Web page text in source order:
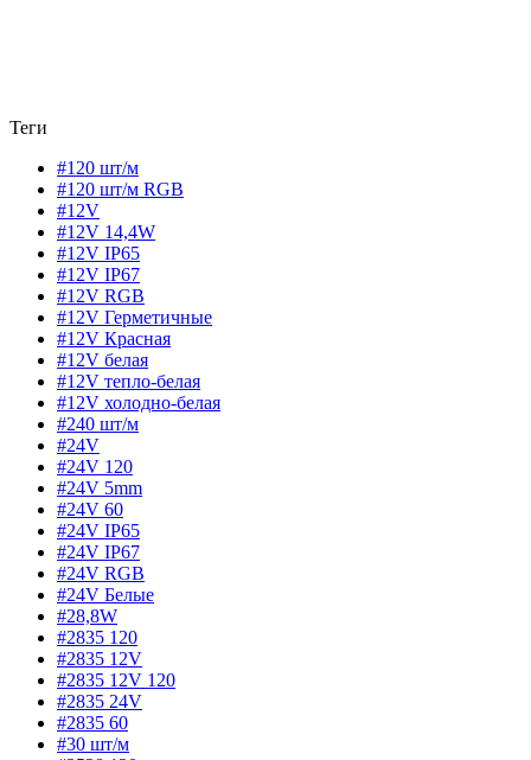
Теги
#120 шт/м
#120 шт/м RGB
#12V
#12V 14,4W
#12V IP65
#12V IP67
#12V RGB
#12V Герметичные
#12V Красная
#12V белая
#12V тепло-белая
#12V холодно-белая
#240 шт/м
#24V
#24V 120
#24V 5mm
#24V 60
#24V IP65
#24V IP67
#24V RGB
#24V Белые
#28,8W
#2835 120
#2835 12V
#2835 12V 120
#2835 24V
#2835 60
#30 шт/м